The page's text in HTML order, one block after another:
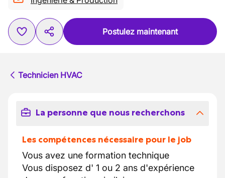
Postulez maintenant
Technicien HVAC
La personne que nous recherchons
Les compétences nécessaire pour le job
Vous avez une formation technique
Vous disposez d' 1 ou 2 ans d'expérience